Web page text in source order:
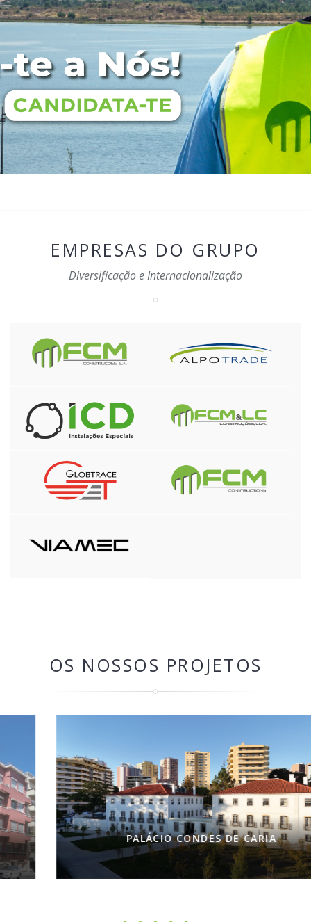
EMPRESAS DO GRUPO
Diversificação e Internacionalização
OS NOSSOS PROJETOS
PALÁCIO CONDES DE CARIA